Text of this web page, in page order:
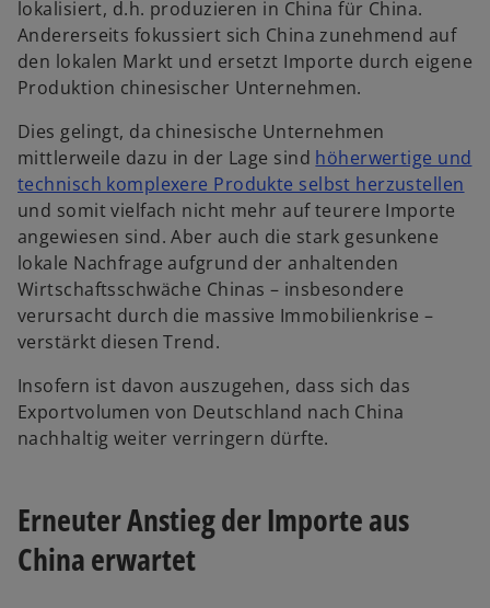
lokalisiert, d.h. produzieren in China für China.
Andererseits fokussiert sich China zunehmend auf
den lokalen Markt und ersetzt Importe durch eigene
Produktion chinesischer Unternehmen.
Dies gelingt, da chinesische Unternehmen
mittlerweile dazu in der Lage sind höherwertige und
technisch komplexere Produkte selbst herzustellen
und somit vielfach nicht mehr auf teurere Importe
angewiesen sind. Aber auch die stark gesunkene
lokale Nachfrage aufgrund der anhaltenden
Wirtschaftsschwäche Chinas – insbesondere
verursacht durch die massive Immobilienkrise –
verstärkt diesen Trend.
Insofern ist davon auszugehen, dass sich das
Exportvolumen von Deutschland nach China
nachhaltig weiter verringern dürfte.
Erneuter Anstieg der Importe aus
China erwartet